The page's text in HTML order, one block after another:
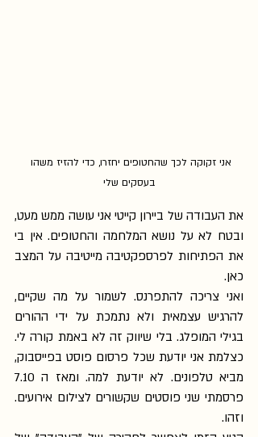
אני זקוקה לכך שהחטופים יחזרו, כדי להזיז משהו
בעסקים שלי
כאן.
וזהו.